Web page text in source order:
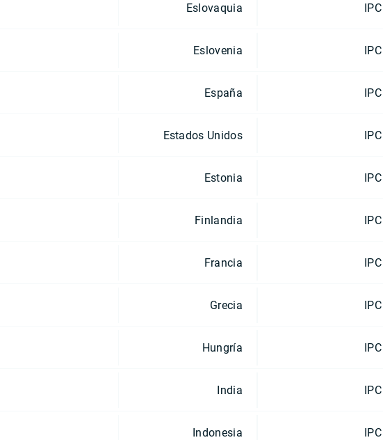
Eslovaquia IPC
Eslovenia IPC
España IPC
Estados Unidos IPC
Estonia IPC
Finlandia IPC
Francia IPC
Grecia IPC
Hungría IPC
India IPC
Indonesia IPC